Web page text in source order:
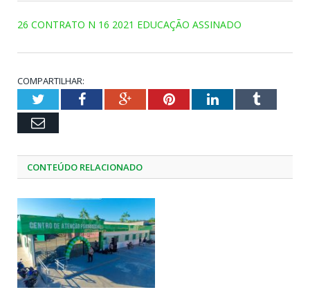
26 CONTRATO N 16 2021 EDUCAÇÃO ASSINADO
COMPARTILHAR:
TwitterFacebookGoogle+PinterestLinkedInTumblr
Email
CONTEÚDO RELACIONADO